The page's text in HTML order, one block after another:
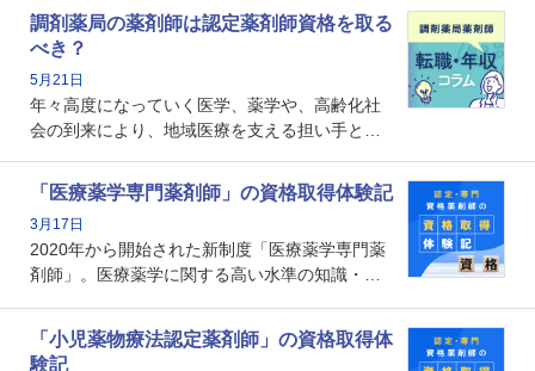
という声を聞いたことがあるかもしれません。
本記事では、認定薬剤師が「意味ない」といわ
れる理由や、取得するメリット、年収・キャリ
アへの影響を解説します。
調剤薬局の薬剤師は認定薬剤師資格を取る
べき？
5月21日
年々高度になっていく医学、薬学や、高齢化社
会の到来により、地域医療を支える担い手とし
で、重要度が増しているのが認定薬剤師という
資格です。認定薬剤師とはいったいどんな資格
なのでしょうか。それを取得するとどのような
メリットがあるのでしょうか。
「医療薬学専門薬剤師」の資格取得体験記
3月17日
2020年から開始された新制度「医療薬学専門薬
剤師」。医療薬学に関する高い水準の知識・技
剤師としての専門性を示す客観的な根拠の一つ
となります。取得要件は多岐に渡り、審査も複
「小児薬物療法認定薬剤師」の資格取得体
験記